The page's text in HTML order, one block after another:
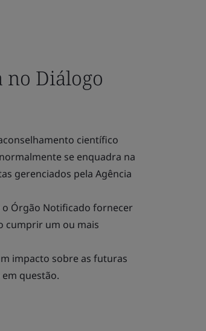
no Diálogo
científico
se enquadra na
gerenciados pela Agência
Órgão Notificado fornecer
cumprir um ou mais
impacto sobre as futuras
questão.